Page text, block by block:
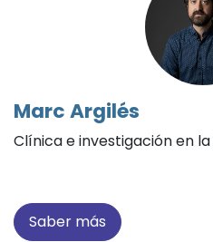
Marc Argilés
Clínica e investigación en
Saber más